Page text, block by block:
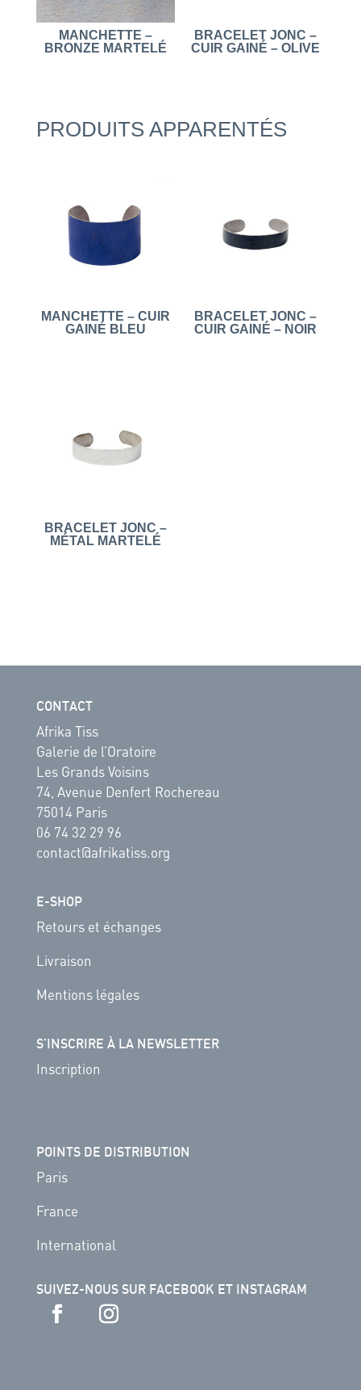
MANCHETTE –
BRONZE MARTELÉ
BRACELET JONC –
CUIR GAINÉ – OLIVE
PRODUITS APPARENTÉS
MANCHETTE – CUIR
GAINÉ BLEU
BRACELET JONC –
CUIR GAINÉ – NOIR
BRACELET JONC –
MÉTAL MARTELÉ
CONTACT
Afrika Tiss
Galerie de l’Oratoire
Les Grands Voisins
74, Avenue Denfert Rochereau
75014 Paris
06 74 32 29 96
contact@afrikatiss.org
E-SHOP
Retours et échanges
Livraison
Mentions légales
S’INSCRIRE À LA NEWSLETTER
Inscription
POINTS DE DISTRIBUTION
Paris
France
International
SUIVEZ-NOUS SUR FACEBOOK ET INSTAGRAM